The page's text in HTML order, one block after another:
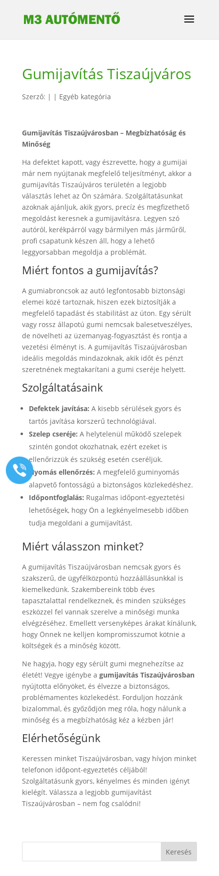
Gumijavítás Tiszaújváros
Szerző: | | Egyéb kategória
Gumijavítás Tiszaújvárosban – Megbízhatóság és
Minőség
Ha defektet kapott, vagy észrevette, hogy a gumijai
már nem nyújtanak megfelelő teljesítményt, akkor a
gumijavítás Tiszaújváros területén a legjobb
választás lehet az Ön számára. Szolgáltatásunkat
azoknak ajánljuk, akik gyors, precíz és megfizethető
megoldást keresnek a gumijavításra. Legyen szó
autóról, kerékpárról vagy bármilyen más járműről,
profi csapatunk készen áll, hogy a lehető
leggyorsabban megoldja a problémát.
Miért fontos a gumijavítás?
A gumiabroncsok az autó legfontosabb biztonsági
elemei közé tartoznak, hiszen ezek biztosítják a
megfelelő tapadást és stabilitást az úton. Egy sérült
vagy rossz állapotú gumi nemcsak balesetveszélyes,
de növelheti az üzemanyag-fogyasztást és rontja a
vezetési élményt is. A gumijavítás Tiszaújvárosban
ideális megoldás mindazoknak, akik időt és pénzt
szeretnének megtakarítani a gumi cseréje helyett.
Szolgáltatásaink
Defektek javítása: A kisebb sérülések gyors és
tartós javítása korszerű technológiával.
Szelep cseréje: A helytelenül működő szelepek
szintén gondot okozhatnak, ezért ezeket is
ellenőrizzük és szükség esetén cseréljük.
Nyomás ellenőrzés: A megfelelő guminyomás
alapvető fontosságú a biztonságos közlekedéshez.
Időpontfoglalás: Rugalmas időpont-egyeztetési
lehetőségek, hogy Ön a legkényelmesebb időben
tudja megoldani a gumijavítást.
Miért válasszon minket?
A gumijavítás Tiszaújvárosban nemcsak gyors és
szakszerű, de ügyfélközpontú hozzáállásunkkal is
kiemelkedünk. Szakembereink több éves
tapasztalattal rendelkeznek, és minden szükséges
eszközzel fel vannak szerelve a minőségi munka
elvégzéséhez. Emellett versenyképes árakat kínálunk,
hogy Önnek ne kelljen kompromisszumot kötnie a
költségek és a minőség között.
Ne hagyja, hogy egy sérült gumi megnehezítse az
életét! Vegye igénybe a gumijavítás Tiszaújvárosban
nyújtotta előnyöket, és élvezze a biztonságos,
problémamentes közlekedést. Forduljon hozzánk
bizalommal, és győződjön meg róla, hogy nálunk a
minőség és a megbízhatóság kéz a kézben jár!
Elérhetőségünk
Keressen minket Tiszaújvárosban, vagy hívjon minket
telefonon időpont-egyeztetés céljából!
Szolgáltatásunk gyors, kényelmes és minden igényt
kielégít. Válassza a legjobb gumijavítást
Tiszaújvárosban – nem fog csalódni!